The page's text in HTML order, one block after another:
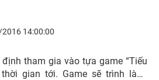
14:00:00
tham gia vào tựa game “Tiếu
gian tới. Game sẽ trình làng